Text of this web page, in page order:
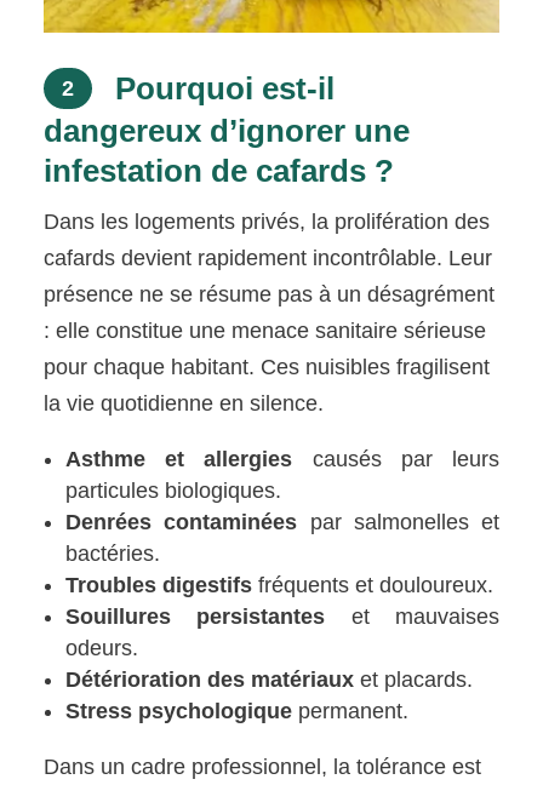
2
Pourquoi est-il
dangereux d’ignorer une
infestation de cafards ?
Dans les logements privés, la prolifération des
cafards devient rapidement incontrôlable. Leur
présence ne se résume pas à un désagrément
: elle constitue une menace sanitaire sérieuse
pour chaque habitant. Ces nuisibles fragilisent
la vie quotidienne en silence.
Asthme et allergies causés par leurs
particules biologiques.
Denrées contaminées par salmonelles et
bactéries.
Troubles digestifs fréquents et douloureux.
Souillures persistantes et mauvaises
odeurs.
Détérioration des matériaux et placards.
Stress psychologique permanent.
Dans un cadre professionnel, la tolérance est